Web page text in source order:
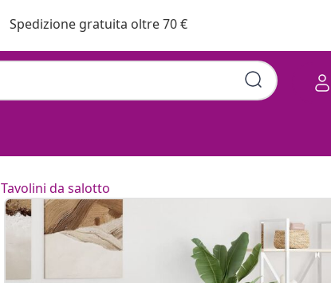
Spedizione gratuita oltre 70 €
Tavolini da salotto